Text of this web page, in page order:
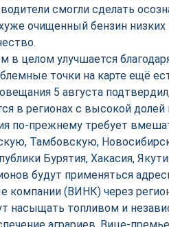
смогли сделать
очищенный бензин низких
в целом улучшается
точки на карте ещё
5 августа
в регионах с высокой
по-прежнему требует
Тамбовскую,
Бурятия, Хакасия,
будут применяться
компании (ВИНК) через
насыщать топливом и